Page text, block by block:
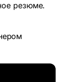
резюме.